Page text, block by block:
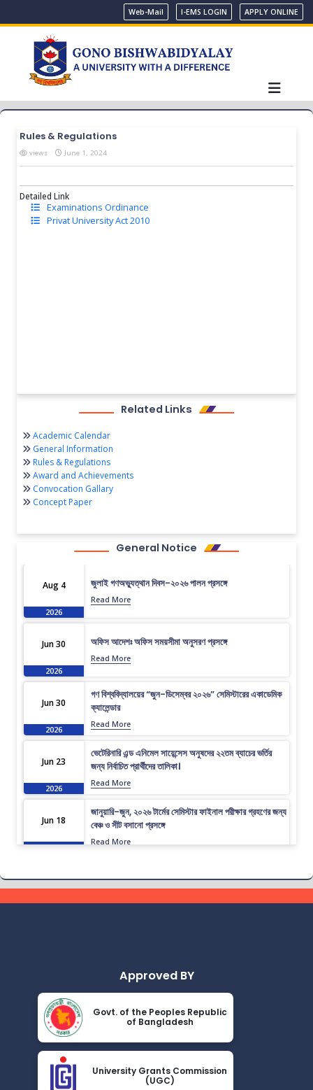
Web-Mail I-EMS LOGIN APPLY ONLINE
Rules & Regulations
views June 1, 2024
Detailed Link
Examinations Ordinance
Privat University Act 2010
Related Links
Academic Calendar
General Information
Rules & Regulations
Award and Achievements
Convocation Gallary
Concept Paper
General Notice
Aug 4
2026
জুলাই গণঅভ্যুত্থান দিবস-২০২৬ পালন প্রসঙ্গে
Read More
Jun 30
2026
অফিস আদেশঃ অফিস সময়সীমা অনুসরণ প্রসঙ্গে
Read More
Jun 30
2026
গণ বিশ্ববিদ্যালয়ের “জুন-ডিসেম্বর ২০২৬” সেমিস্টারের একাডেমিক
ক্যালেন্ডার
Read More
Jun 23
2026
ভেটেরিনারি এন্ড এনিমেল সায়েন্সেস অনুষদের ২২তম ব্যাচের ভর্তির
জন্য নির্বাচিত প্রার্থীদের তালিকা।
Read More
Jun 18
2026
জানুয়ারি-জুন, ২০২৬ টার্মের সেমিস্টার ফাইনাল পরীক্ষার গ্রহণের জন্য
বেঞ্চ ও সীট বসানো প্রসঙ্গে
Read More
Jun 16
2026
প্রাথমিকভাবে নির্বাচিত প্রার্থীদের তালিকা।
Jun 14
2026
Read More
May 23
2026
সংশোধিতঃ জানুয়ারি-জুন, ২০২৬ টার্মের সেমিস্টার পরীক্ষার সময়সূচী
Read More
Approved BY
Govt. of the Peoples Republic
of Bangladesh
University Grants Commission
(UGC)